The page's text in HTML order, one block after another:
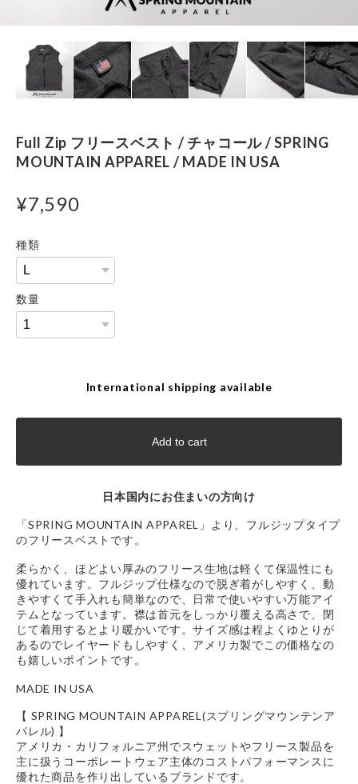
Full Zip フリースベスト / チャコール / SPRING
MOUNTAIN APPAREL / MADE IN USA
¥7,590
種類
数量
International shipping available
Add to cart
日本国内にお住まいの方向け
「SPRING MOUNTAIN APPAREL」より、フルジップタイプ
のフリースベストです。
柔らかく、ほどよい厚みのフリース生地は軽くて保温性にも
優れています。フルジップ仕様なので脱ぎ着がしやすく、動
きやすくて手入れも簡単なので、日常で使いやすい万能アイ
テムとなっています。襟は首元をしっかり覆える高さで、閉
じて着用するとより暖かいです。サイズ感は程よくゆとりが
あるのでレイヤードもしやすく、アメリカ製でこの価格なの
も嬉しいポイントです。
MADE IN USA
【 SPRING MOUNTAIN APPAREL(スプリングマウンテンア
パレル) 】
アメリカ・カリフォルニア州でスウェットやフリース製品を
主に扱うコーポレートウェア主体のコストパフォーマンスに
優れた商品を作り出しているブランドです。